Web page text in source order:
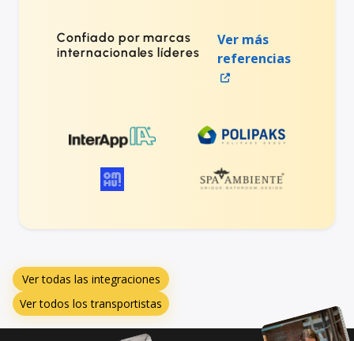
Confiado por marcas
internacionales líderes
Ver más
referencias
Ver todas las integraciones
Ver todos los transportistas